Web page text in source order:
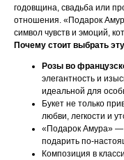
годовщина, свадьба или
отношения. «Подарок
символ чувств и эмоций,
Почему стоит выбрать
Розы во
элегантность и
идеальной для
Букет не только
любви, легкости и
«Подарок Амура» —
подарить по-
Композиция в
УСИЛИТЬ